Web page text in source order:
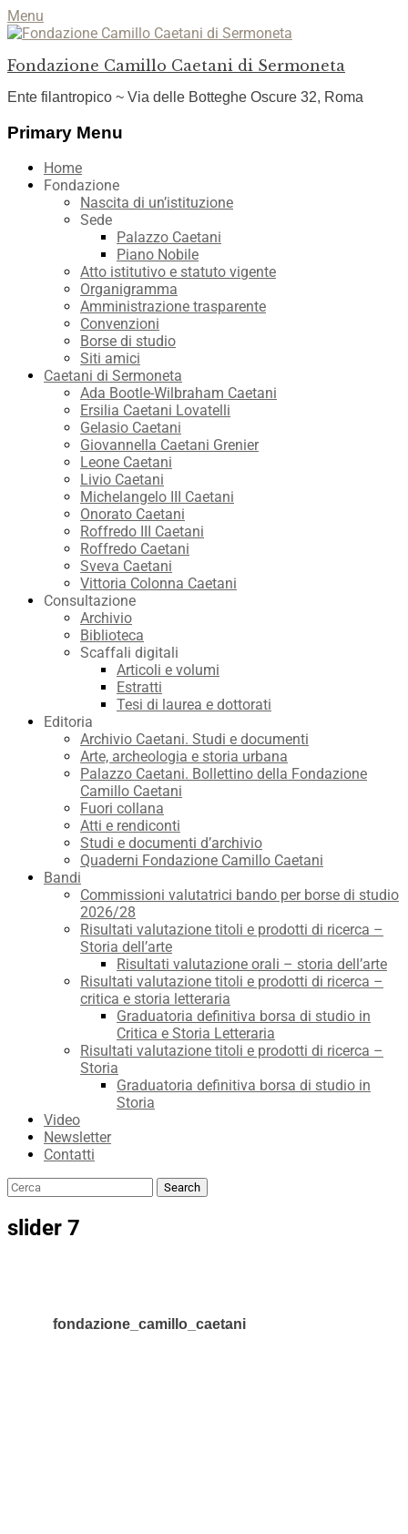
Menu
Fondazione Camillo Caetani di Sermoneta
Ente filantropico ~ Via delle Botteghe Oscure 32, Roma
Facebook
YouTube
Instagram
Primary Menu
Skip
Home
Fondazione
Nascita di un’istituzione
Sede
Palazzo Caetani
Piano Nobile
Atto istitutivo e statuto vigente
Organigramma
Amministrazione trasparente
Convenzioni
Borse di studio
Siti amici
Caetani di Sermoneta
Ada Bootle-Wilbraham Caetani
Ersilia Caetani Lovatelli
Gelasio Caetani
Giovannella Caetani Grenier
Leone Caetani
Livio Caetani
Michelangelo III Caetani
Onorato Caetani
Roffredo III Caetani
Roffredo Caetani
Sveva Caetani
Vittoria Colonna Caetani
Consultazione
Archivio
Biblioteca
Scaffali digitali
Articoli e volumi
Estratti
Tesi di laurea e dottorati
Editoria
Archivio Caetani. Studi e documenti
Arte, archeologia e storia urbana
Palazzo Caetani. Bollettino della Fondazione
Camillo Caetani
Fuori collana
Atti e rendiconti
Studi e documenti d’archivio
Quaderni Fondazione Camillo Caetani
Bandi
Commissioni valutatrici bando per borse di studio
2026/28
Risultati valutazione titoli e prodotti di ricerca –
Storia dell’arte
Risultati valutazione orali – storia dell’arte
Risultati valutazione titoli e prodotti di ricerca –
critica e storia letteraria
Graduatoria definitiva borsa di studio in
Critica e Storia Letteraria
Risultati valutazione titoli e prodotti di ricerca –
Storia
Graduatoria definitiva borsa di studio in
Storia
Video
Newsletter
Contatti
Search
Search
slider 7
fondazione_camillo_caetani